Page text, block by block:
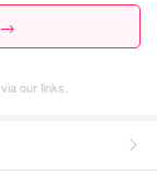
→
our links.